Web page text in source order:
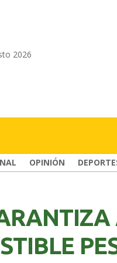
2026
OPINIÓN